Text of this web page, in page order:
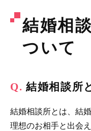
結婚相
ついて
結婚相談所
結婚相談所とは、結
理想のお相手と出会